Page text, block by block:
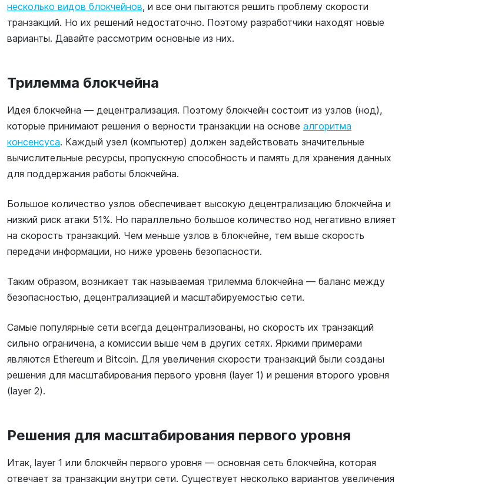
несколько видов блокчейнов, и все они пытаются решить проблему скорости
транзакций. Но их решений недостаточно. Поэтому разработчики находят новые
варианты. Давайте рассмотрим основные из них.
Трилемма блокчейна
Идея блокчейна — децентрализация. Поэтому блокчейн состоит из узлов (нод),
которые принимают решения о верности транзакции на основе алгоритма
консенсуса. Каждый узел (компьютер) должен задействовать значительные
вычислительные ресурсы, пропускную способность и память для хранения данных
для поддержания работы блокчейна.
Большое количество узлов обеспечивает высокую децентрализацию блокчейна и
низкий риск атаки 51%. Но параллельно большое количество нод негативно влияет
на скорость транзакций. Чем меньше узлов в блокчейне, тем выше скорость
передачи информации, но ниже уровень безопасности.
Таким образом, возникает так называемая трилемма блокчейна — баланс между
безопасностью, децентрализацией и масштабируемостью сети.
Самые популярные сети всегда децентрализованы, но скорость их транзакций
сильно ограничена, а комиссии выше чем в других сетях. Яркими примерами
являются Ethereum и Bitcoin. Для увеличения скорости транзакций были созданы
решения для масштабирования первого уровня (layer 1) и решения второго уровня
(layer 2).
Решения для масштабирования первого уровня
Итак, layer 1 или блокчейн первого уровня — основная сеть блокчейна, которая
отвечает за транзакции внутри сети. Существует несколько вариантов увеличения